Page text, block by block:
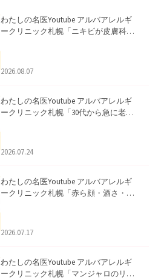
わたしの名医Youtube アルバアレルギ
ークリニック札幌「ニキビが皮膚科で
2026.08.07
わたしの名医Youtube アルバアレルギ
ークリニック札幌「30代から急に老け
た。
2026.07.24
わたしの名医Youtube アルバアレルギ
ークリニック札幌「赤ら顔・酒さ・ニ
した。
2026.07.17
わたしの名医Youtube アルバアレルギ
ークリニック札幌「マンジャロのリア